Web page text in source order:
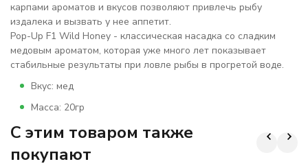
карпами ароматов и вкусов позволяют привлечь рыбу
издалека и вызвать у нее аппетит.
Pop-Up F1 Wild Honey - классическая насадка со сладким
медовым ароматом, которая уже много лет показывает
стабильные результаты при ловле рыбы в прогретой воде.
Вкус: мед
Масса: 20гр
C этим товаром также
покупают